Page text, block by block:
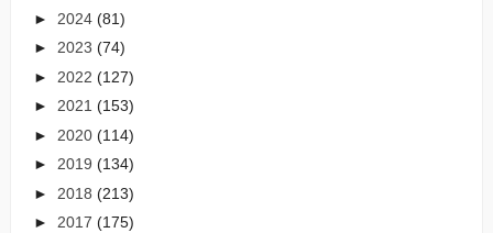
► 2024 (81)
► 2023 (74)
► 2022 (127)
► 2021 (153)
► 2020 (114)
► 2019 (134)
► 2018 (213)
► 2017 (175)